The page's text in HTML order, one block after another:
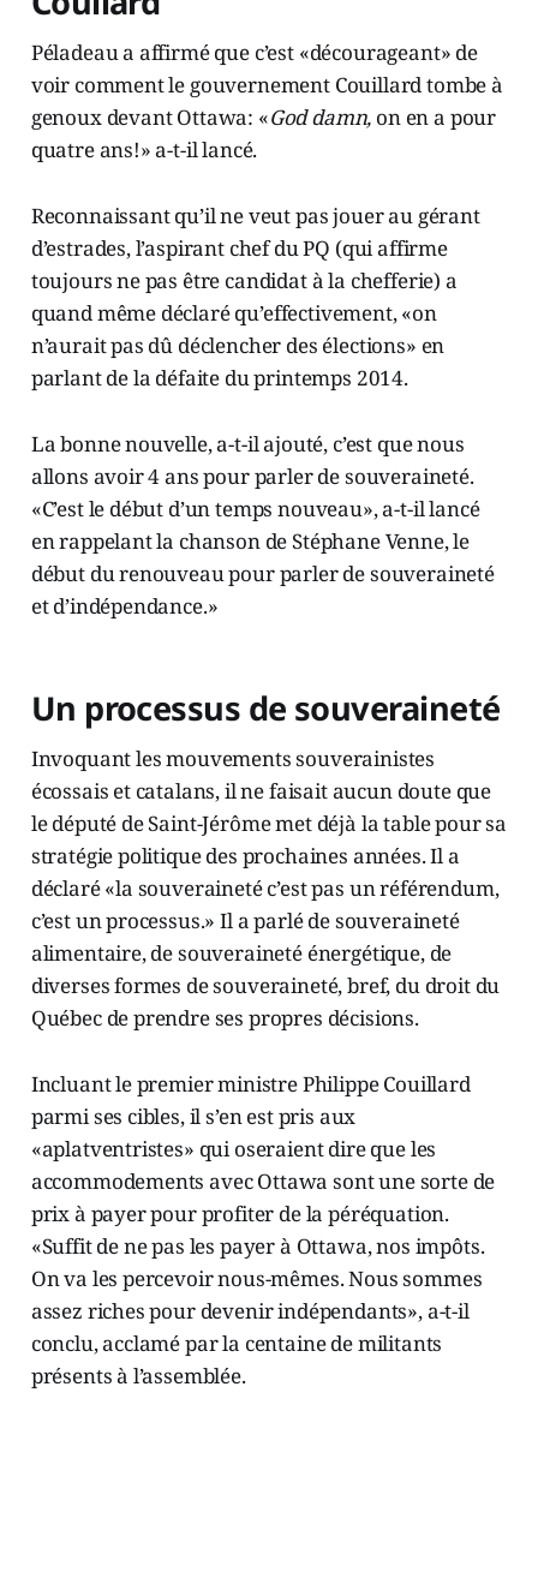
Péladeau a affirmé que c’est «décourageant» de
voir comment le gouvernement Couillard tombe à
genoux devant Ottawa: «God damn, on en a pour
quatre ans!» a-t-il lancé.
Reconnaissant qu’il ne veut pas jouer au gérant
d’estrades, l’aspirant chef du PQ (qui affirme
toujours ne pas être candidat à la chefferie) a
quand même déclaré qu’effectivement, «on
n’aurait pas dû déclencher des élections» en
parlant de la défaite du printemps 2014.
La bonne nouvelle, a-t-il ajouté, c’est que nous
allons avoir 4 ans pour parler de souveraineté.
«C’est le début d’un temps nouveau», a-t-il lancé
en rappelant la chanson de Stéphane Venne, le
début du renouveau pour parler de souveraineté
et d’indépendance.»
Un processus de souveraineté
Invoquant les mouvements souverainistes
écossais et catalans, il ne faisait aucun doute que
le député de Saint-Jérôme met déjà la table pour sa
stratégie politique des prochaines années. Il a
déclaré «la souveraineté c’est pas un référendum,
c’est un processus.» Il a parlé de souveraineté
alimentaire, de souveraineté énergétique, de
diverses formes de souveraineté, bref, du droit du
Québec de prendre ses propres décisions.
Incluant le premier ministre Philippe Couillard
parmi ses cibles, il s’en est pris aux
«aplatventristes» qui oseraient dire que les
accommodements avec Ottawa sont une sorte de
prix à payer pour profiter de la péréquation.
«Suffit de ne pas les payer à Ottawa, nos impôts.
On va les percevoir nous-mêmes. Nous sommes
assez riches pour devenir indépendants», a-t-il
conclu, acclamé par la centaine de militants
présents à l’assemblée.